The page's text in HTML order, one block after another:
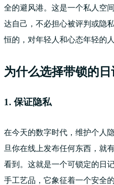
全的避风港。这是一个私人空
达自己，不必担心被评判或隐
恒的，对年轻人和心态年轻的
为什么选择带锁的日
1. 保证隐私
在今天的数字时代，维护个人
旦你在线上发布任何东西，就
看到。这就是一个可锁定的日
手工艺品，它象征着一个安全